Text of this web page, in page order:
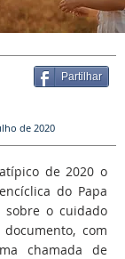
Partilhar
de 2020
de 2020 o
do Papa
sobre o cuidado
com
chamada de